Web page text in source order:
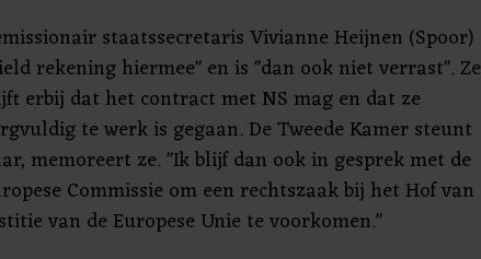
staatssecretaris Vivianne Heijnen (Spoor)
rekening hiermee" en is "dan ook niet verrast". Ze
erbij dat het contract met NS mag en dat ze
te werk is gegaan. De Tweede Kamer steunt
memoreert ze. "Ik blijf dan ook in gesprek met de
Commissie om een rechtszaak bij het Hof van
van de Europese Unie te voorkomen."